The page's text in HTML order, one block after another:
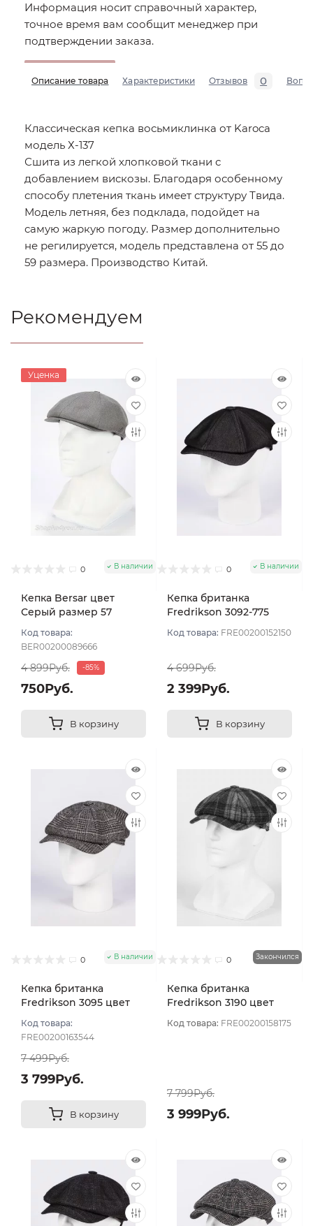
Информация носит справочный характер,
точное время вам сообщит менеджер при
подтверждении заказа.
Описание товара Характеристики Отзывов 0
Классическая кепка восьмиклинка от Karoca
модель Х-137
Сшита из легкой хлопковой ткани с
добавлением вискозы. Благодаря особенному
способу плетения ткань имеет структуру Твида.
Модель летняя, без подклада, подойдет на
самую жаркую погоду. Размер дополнительно
не регилируется, модель представлена от 55 до
59 размера. Производство Китай.
Рекомендуем
Уценка
0 В наличии
Кепка Bersar цвет
Серый размер 57
Код товара:
BER00200089666
4 899Руб. -85%
750Руб.
В корзину
0 В наличии
Кепка британка
Fredrikson 3092-775
размер 57
Код товара: FRE00200152150
4 699Руб.
2 399Руб.
В корзину
0 В наличии
Кепка британка
Fredrikson 3095 цвет
58
Код товара:
FRE00200163544
7 499Руб.
3 799Руб.
В корзину
0 Закончился
Кепка британка
Fredrikson 3190 цвет
59
Код товара: FRE00200158175
7 799Руб.
3 999Руб.